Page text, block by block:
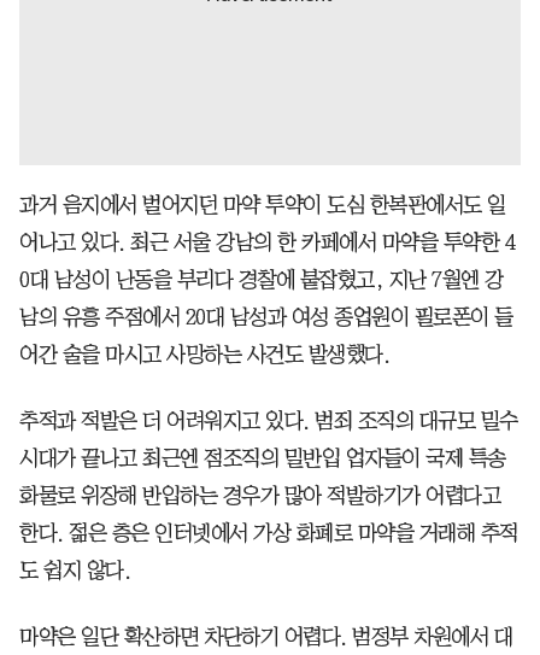
과거 음지에서 벌어지던 마약 투약이 도심 한복판에서도 일
어나고 있다. 최근 서울 강남의 한 카페에서 마약을 투약한 4
0대 남성이 난동을 부리다 경찰에 붙잡혔고, 지난 7월엔 강
남의 유흥 주점에서 20대 남성과 여성 종업원이 필로폰이 들
어간 술을 마시고 사망하는 사건도 발생했다.
추적과 적발은 더 어려워지고 있다. 범죄 조직의 대규모 밀수
시대가 끝나고 최근엔 점조직의 밀반입 업자들이 국제 특송
화물로 위장해 반입하는 경우가 많아 적발하기가 어렵다고
한다. 젊은 층은 인터넷에서 가상 화폐로 마약을 거래해 추적
도 쉽지 않다.
마약은 일단 확산하면 차단하기 어렵다. 범정부 차원에서 대